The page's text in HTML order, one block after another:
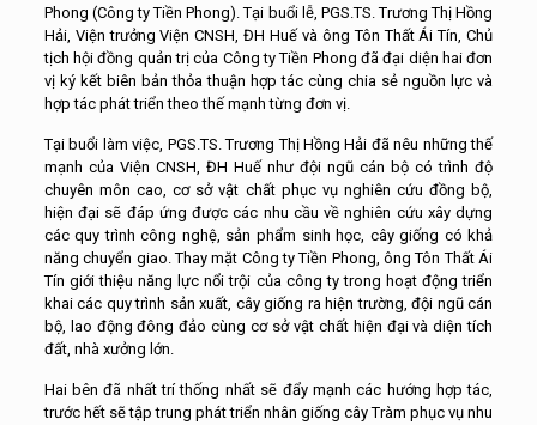
Phong (Công ty Tiền Phong). Tại buổi lễ, PGS.TS. Trương Thị Hồng
Hải, Viện trưởng Viện CNSH, ĐH Huế và ông Tôn Thất Ái Tín, Chủ
tịch hội đồng quản trị của Công ty Tiền Phong đã đại diện hai đơn
vị ký kết biên bản thỏa thuận hợp tác cùng chia sẻ nguồn lực và
hợp tác phát triển theo thế mạnh từng đơn vị.
Tại buổi làm việc, PGS.TS. Trương Thị Hồng Hải đã nêu những thế
mạnh của Viện CNSH, ĐH Huế như đội ngũ cán bộ có trình độ
chuyên môn cao, cơ sở vật chất phục vụ nghiên cứu đồng bộ,
hiện đại sẽ đáp ứng được các nhu cầu về nghiên cứu xây dựng
các quy trình công nghệ, sản phẩm sinh học, cây giống có khả
năng chuyển giao. Thay mặt Công ty Tiền Phong, ông Tôn Thất Ái
Tín giới thiệu năng lực nổi trội của công ty trong hoạt động triển
khai các quy trình sản xuất, cây giống ra hiện trường, đội ngũ cán
bộ, lao động đông đảo cùng cơ sở vật chất hiện đại và diện tích
đất, nhà xưởng lớn.
Hai bên đã nhất trí thống nhất sẽ đẩy mạnh các hướng hợp tác,
trước hết sẽ tập trung phát triển nhân giống cây Tràm phục vụ nhu